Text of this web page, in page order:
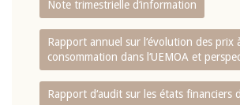
Note trimestrielle d‘information
Rapport annuel sur l‘évolution des prix
consommation dans l‘UEMOA et
Rapport d‘audit sur les états financiers